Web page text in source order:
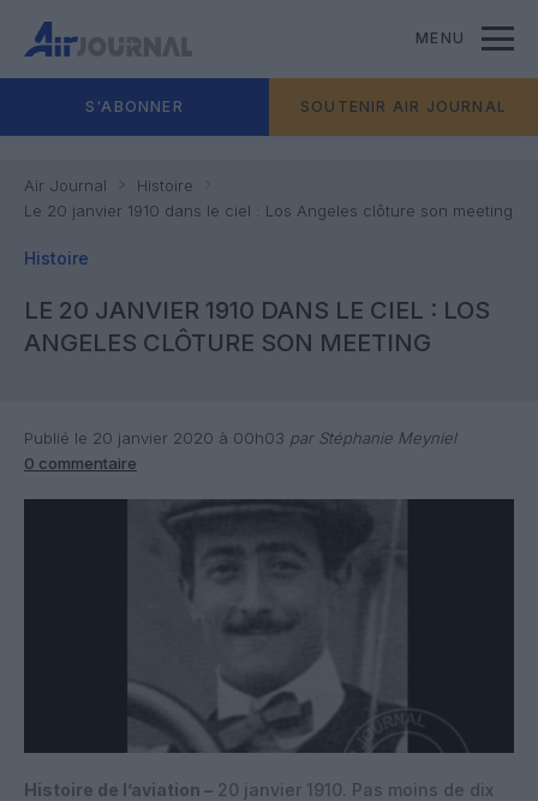
MENU
S'ABONNER SOUTENIR AIR JOURNAL
Air Journal
Histoire
Le 20 janvier 1910 dans le ciel : Los Angeles clôture son meeting
Histoire
LE 20 JANVIER 1910 DANS LE CIEL : LOS
ANGELES CLÔTURE SON MEETING
Publié le 20 janvier 2020 à 00h03 par Stéphanie Meyniel
0 commentaire
Histoire de l’aviation – 20 janvier 1910. Pas moins de dix